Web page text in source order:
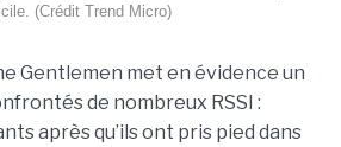
(Crédit Trend Micro)
Gentlemen met en évidence un
de nombreux RSSI :
après qu’ils ont pris pied dans